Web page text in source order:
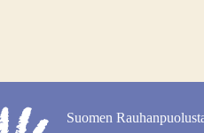
Suomen